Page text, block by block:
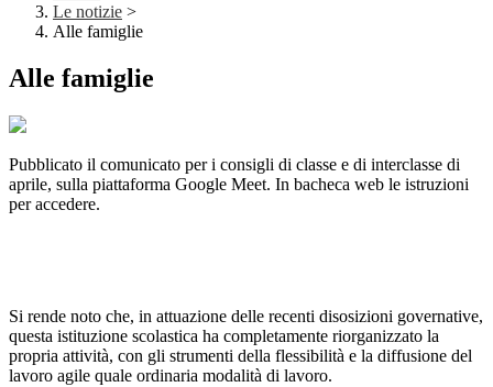
Le notizie >
Alle famiglie
Alle famiglie
Pubblicato il comunicato per i consigli di classe e di interclasse di
aprile, sulla piattaforma Google Meet. In bacheca web le istruzioni
per accedere.
Si rende noto che, in attuazione delle recenti disosizioni governative,
questa istituzione scolastica ha completamente riorganizzato la
propria attività, con gli strumenti della flessibilità e la diffusione del
lavoro agile quale ordinaria modalità di lavoro.